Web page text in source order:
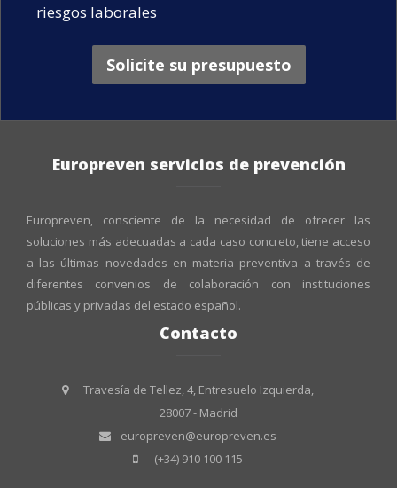
riesgos laborales
Solicite su presupuesto
Europreven servicios de prevención
Europreven, consciente de la necesidad de ofrecer las
soluciones más adecuadas a cada caso concreto, tiene acceso
a las últimas novedades en materia preventiva a través de
diferentes convenios de colaboración con instituciones
públicas y privadas del estado español.
Contacto
Travesía de Tellez, 4, Entresuelo Izquierda,
28007 - Madrid
europreven@europreven.es
(+34) 910 100 115